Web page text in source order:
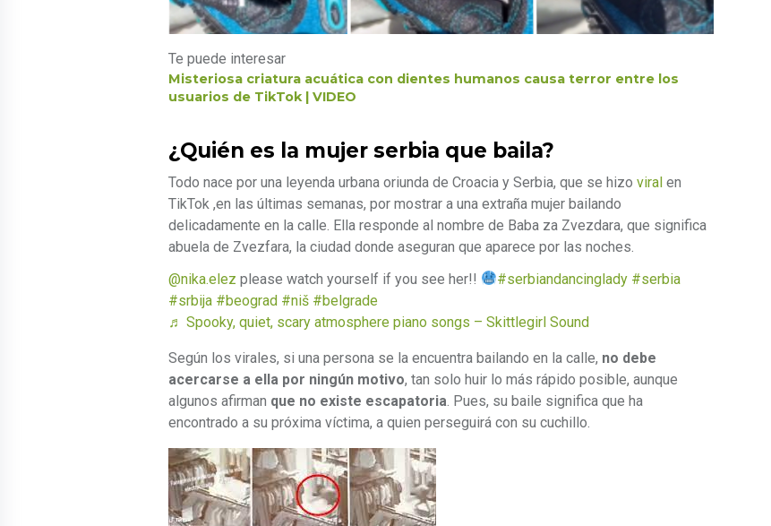
Te puede interesar
Misteriosa criatura acuática con dientes humanos causa terror entre los
usuarios de TikTok | VIDEO
¿Quién es la mujer serbia que baila?
Todo nace por una leyenda urbana oriunda de Croacia y Serbia, que se hizo viral en
TikTok ,en las últimas semanas, por mostrar a una extraña mujer bailando
delicadamente en la calle. Ella responde al nombre de Baba za Zvezdara, que significa
abuela de Zvezfara, la ciudad donde aseguran que aparece por las noches.
@nika.elez please watch yourself if you see her!! #serbiandancinglady #serbia
#srbija #beograd #niš #belgrade
♬ Spooky, quiet, scary atmosphere piano songs – Skittlegirl Sound
Según los virales, si una persona se la encuentra bailando en la calle, no debe
acercarse a ella por ningún motivo, tan solo huir lo más rápido posible, aunque
algunos afirman que no existe escapatoria. Pues, su baile significa que ha
encontrado a su próxima víctima, a quien perseguirá con su cuchillo.